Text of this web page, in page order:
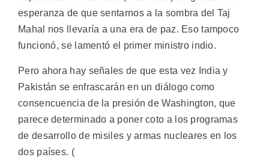
esperanza de que sentarnos a la sombra del Taj
Mahal nos llevaría a una era de paz. Eso tampoco
funcionó, se lamentó el primer ministro indio.
Pero ahora hay señales de que esta vez India y
Pakistán se enfrascarán en un diálogo como
consencuencia de la presión de Washington, que
parece determinado a poner coto a los programas
de desarrollo de misiles y armas nucleares en los
dos países. (